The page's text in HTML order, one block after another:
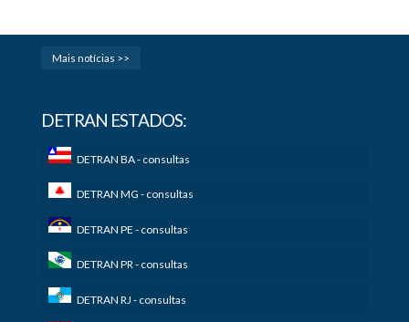
Mais notícias >>
DETRAN ESTADOS:
DETRAN BA - consultas
DETRAN MG - consultas
DETRAN PE - consultas
DETRAN PR - consultas
DETRAN RJ - consultas